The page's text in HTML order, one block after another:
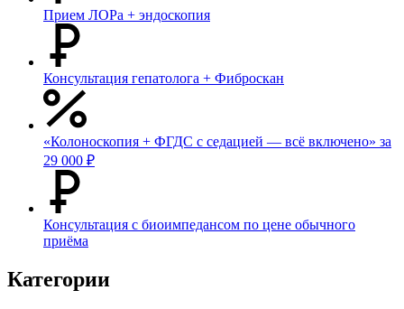
Прием ЛОРа + эндоскопия
Консультация гепатолога + Фиброскан
«Колоноскопия + ФГДС с седацией — всё включено» за
29 000 ₽
Консультация с биоимпедансом по цене обычного
приёма
Категории